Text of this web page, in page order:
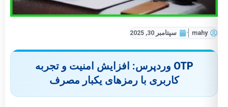
mahy سپتامبر 30, 2025
OTP وردپرس: افزایش امنیت و تجربه
کاربری با رمزهای یکبار مصرف